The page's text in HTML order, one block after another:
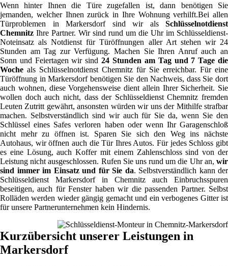
Wenn hinter Ihnen die Türe zugefallen ist, dann benötigen Sie
jemanden, welcher Ihnen zurück in Ihre Wohnung verhilft.Bei allen
Türproblemen in Markersdorf sind wir als Schlüsselnotdienst
Chemnitz Ihre Partner. Wir sind rund um die Uhr im Schlüsseldienst-
Noteinsatz als Notdienst für Türöffnungen aller Art stehen wir 24
Stunden am Tag zur Verfügung. Machen Sie Ihren Anruf auch an
Sonn und Feiertagen wir sind24 Stunden am Tag und 7 Tage die
Woche als Schlüsselnotdienst Chemnitz für Sie erreichbar. Für eine
Türöffnung in Markersdorf benötigen Sie den Nachweis, dass Sie dort
auch wohnen, diese Vorgehensweise dient allein Ihrer Sicherheit. Sie
wollen doch auch nicht, dass der Schlüsseldienst Chemnitz fremden
Leuten Zutritt gewährt, ansonsten würden wir uns der Mithilfe strafbar
machen. Selbstverständlich sind wir auch für Sie da, wenn Sie den
Schlüssel eines Safes verloren haben oder wenn Ihr Garagenschloß
nicht mehr zu öffnen ist. Sparen Sie sich den Weg ins nächste
Autohaus, wir öffnen auch die Tür Ihres Autos. Für jedes Schloss gibt
es eine Lösung, auch Koffer mit einem Zahlenschloss sind von der
Leistung nicht ausgeschlossen. Rufen Sie uns rund um die Uhr an, wir
sind immer im Einsatz und für Sie da. Selbstverständlich kann der
Schlüsseldienst Markersdorf in Chemnitz auch Einbruchsspuren
beseitigen, auch für Fenster haben wir die passenden Partner. Selbst
Rolläden werden wieder gängig gemacht und ein verbogenes Gitter ist
für unsere Partnerunternehmen kein Hindernis.
Kurzübersicht unserer Leistungen in
Markersdorf